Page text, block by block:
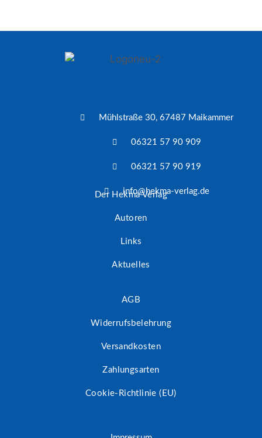
Mühlstraße 30, 67487 Maikammer
06321 57 90 909
06321 57 90 919
info@hekma-verlag.de
Der Hekma Verlag
Autoren
Links
Aktuelles
AGB
Widerrufsbelehrung
Versandkosten
Zahlungsarten
Cookie-Richtlinie (EU)